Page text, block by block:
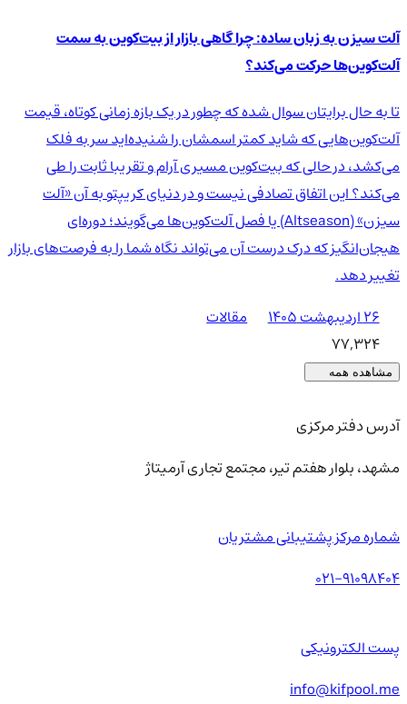
آلت سیزن به زبان ساده: چرا گاهی بازار از بیت‌کوین به سمت
آلت‌کوین‌ها حرکت می‌کند؟
تا به حال برایتان سوال شده که چطور در یک بازه زمانی کوتاه، قیمت
آلت‌کوین‌هایی که شاید کمتر اسمشان را شنیده‌اید سر به فلک
می‌کشد، در حالی که بیت‌کوین مسیری آرام و تقریبا ثابت را طی
می‌کند؟ این اتفاق تصادفی نیست و در دنیای کریپتو به آن «آلت
سیزن» (Altseason) یا فصل آلت‌کوین‌ها می‌گویند؛ دوره‌ای
هیجان‌انگیز که درک درست آن می‌تواند نگاه شما را به فرصت‌های بازار
تغییر دهد.
۲۶ اردیبهشت ۱۴۰۵
مقالات
77,324
مشاهده همه
آدرس دفتر مرکزی
مشهد، بلوار هفتم تیر، مجتمع تجاری آرمیتاژ
شماره مرکز پشتیبانی مشتریان
021-91098404
پست الکترونیکی
info@kifpool.me